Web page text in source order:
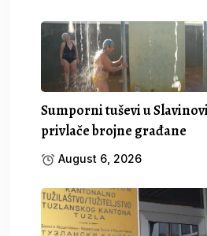
Sumporni tuševi u
privlače brojne građane
August 6, 2026